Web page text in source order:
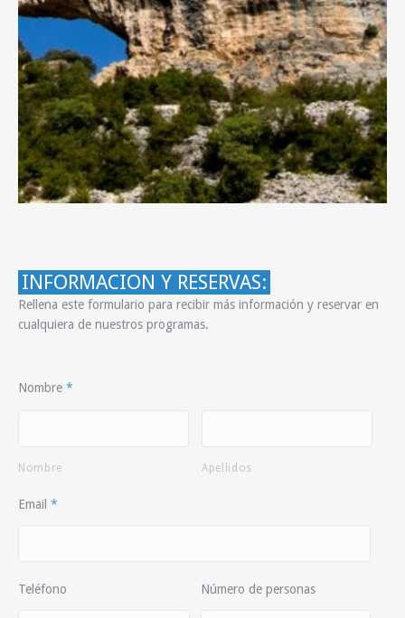
INFORMACION Y RESERVAS:
Rellena este formulario para recibir más información y reservar en
cualquiera de nuestros programas.
Nombre *
Nombre Apellidos
Email *
Teléfono Número de personas